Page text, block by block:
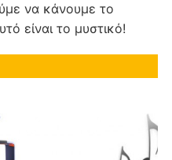
να κάνουμε το
είναι το μυστικό!